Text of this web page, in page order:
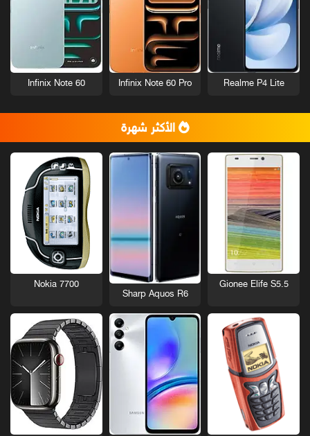
Realme P4 Lite
Infinix Note 60 Pro
Infinix Note 60
الأكثر شهرة
Gionee Elife S5.5
Sharp Aquos R6
Nokia 7700